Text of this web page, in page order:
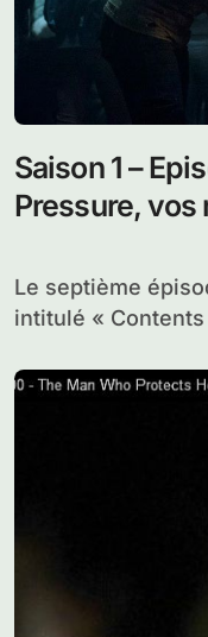
Saison 1 –
Pressure, vos
Le septième épisode de la saison 1 de The 100
intitulé «